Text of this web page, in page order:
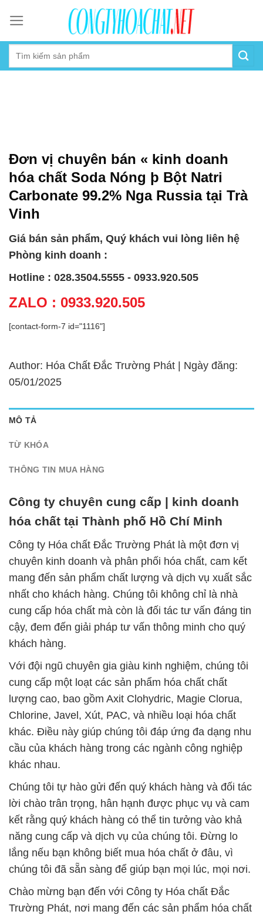
content
Đơn vị chuyên bán « kinh doanh
hóa chất Soda Nóng þ Bột Natri
Carbonate 99.2% Nga Russia tại Trà
Vinh
Giá bán sản phẩm, Quý khách vui lòng liên hệ
Phòng kinh doanh :
Hotline : 028.3504.5555 - 0933.920.505
ZALO : 0933.920.505
[contact-form-7 id="1116"]
Author: Hóa Chất Đắc Trường Phát | Ngày đăng:
05/01/2025
MÔ TẢ
TỪ KHÓA
THÔNG TIN MUA HÀNG
Công ty chuyên cung cấp | kinh doanh
hóa chất tại Thành phố Hồ Chí Minh
Công ty Hóa chất Đắc Trường Phát là một đơn vị
chuyên kinh doanh và phân phối hóa chất, cam kết
mang đến sản phẩm chất lượng và dịch vụ xuất sắc
nhất cho khách hàng. Chúng tôi không chỉ là nhà
cung cấp hóa chất mà còn là đối tác tư vấn đáng tin
cậy, đem đến giải pháp tư vấn thông minh cho quý
khách hàng.
Với đội ngũ chuyên gia giàu kinh nghiệm, chúng tôi
cung cấp một loạt các sản phẩm hóa chất chất
lượng cao, bao gồm Axit Clohydric, Magie Clorua,
Chlorine, Javel, Xút, PAC, và nhiều loại hóa chất
khác. Điều này giúp chúng tôi đáp ứng đa dạng nhu
cầu của khách hàng trong các ngành công nghiệp
khác nhau.
Chúng tôi tự hào gửi đến quý khách hàng và đối tác
lời chào trân trọng, hân hạnh được phục vụ và cam
kết rằng quý khách hàng có thể tin tưởng vào khả
năng cung cấp và dịch vụ của chúng tôi. Đừng lo
lắng nếu bạn không biết mua hóa chất ở đâu, vì
chúng tôi đã sẵn sàng để giúp bạn mọi lúc, mọi nơi.
Chào mừng bạn đến với Công ty Hóa chất Đắc
Trường Phát, nơi mang đến các sản phẩm hóa chất